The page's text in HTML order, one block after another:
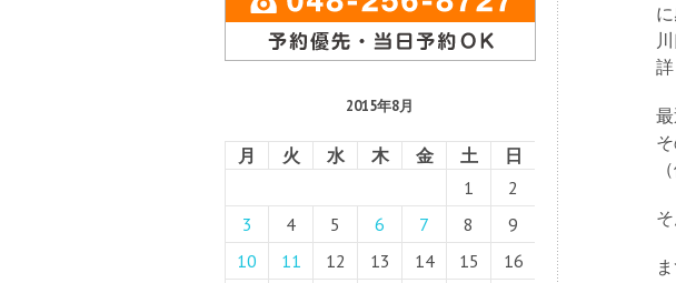
2015年8月
月 火 水 木 金 土 日
1
2
3
4 5 6 7 8
9
10
11 12 13 14 15
16